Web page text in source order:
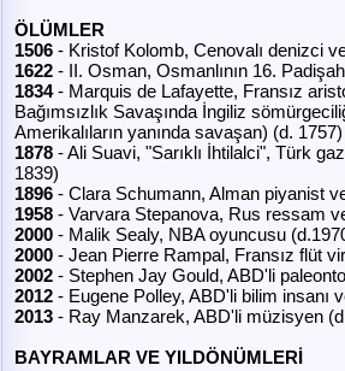
ÖLÜMLER
1506 - Kristof Kolomb, Cenovalı denizci
1622 - II. Osman, Osmanlının 16.
1834- Marquis de Lafayette, Fransız
Bağımsızlık Savaşında İngiliz
Amerikalıların yanında savaşan) (d. 1757)
1878 - Ali Suavi, "Sarıklı İhtilalci", Türk
1839)
1896 - Clara Schumann, Alman piyanist
1958 - Varvara Stepanova, Rus ressam
2000 - Malik Sealy, NBA oyuncusu
2000 - Jean Pierre Rampal, Fransız flüt
2002 - Stephen Jay Gould, ABD'li
2012 - Eugene Polley, ABD'li bilim insanı
2013 - Ray Manzarek, ABD'li müzisyen
BAYRAMLAR VE YILDÖNÜMLERİ